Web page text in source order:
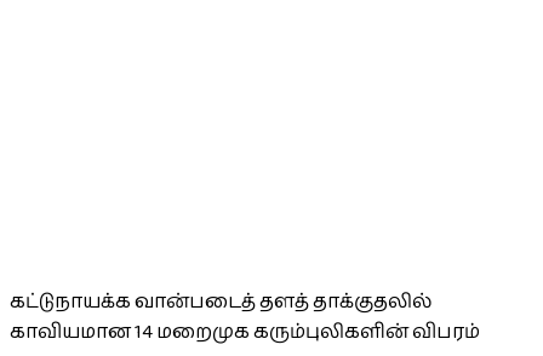
கட்டுநாயக்க வான்படைத் தளத் தாக்குதலில்
காவியமான 14 மறைமுக கரும்புலிகளின் விபரம்